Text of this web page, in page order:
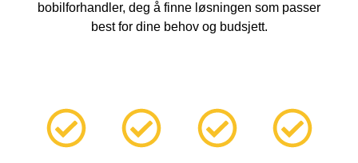
bobilforhandler, deg å finne løsningen som passer
best for dine behov og budsjett.